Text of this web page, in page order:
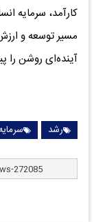
کارآمد، سرمایه
مسیر توسعه و
آینده‌ای روشن را
رشد